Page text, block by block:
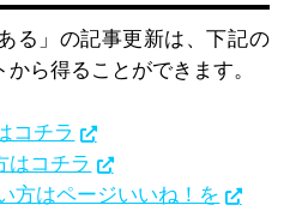
る」の記事更新は、下記の
ら得ることができます。
コチラ
はコチラ
方はページいいね！を